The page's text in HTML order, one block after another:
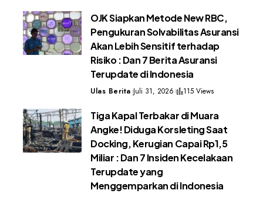
OJK Siapkan Metode New RBC,
Pengukuran Solvabilitas Asuransi
Akan Lebih Sensitif terhadap
Risiko : Dan 7 Berita Asuransi
Terupdate di Indonesia
Ulas Berita Juli 31, 2026 115 Views
Tiga Kapal Terbakar di Muara
Angke! Diduga Korsleting Saat
Docking, Kerugian Capai Rp1,5
Miliar : Dan 7 Insiden Kecelakaan
Terupdate yang
Menggemparkan di Indonesia